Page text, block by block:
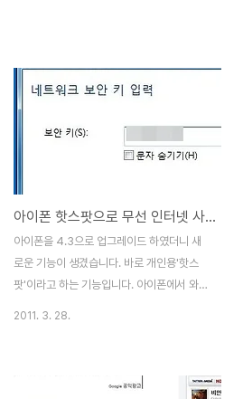
아이폰 핫스팟으로 무선 인터넷 사용
아이폰을 4.3으로 업그레이드 하였더니 새
로운 기능이 생겼습니다. 바로 개인용'핫스
팟'이라고 하는 기능입니다. 아이폰에서 와이
기능이 있는지도 모르고 그냥 업그레이드를
2011. 3. 28.